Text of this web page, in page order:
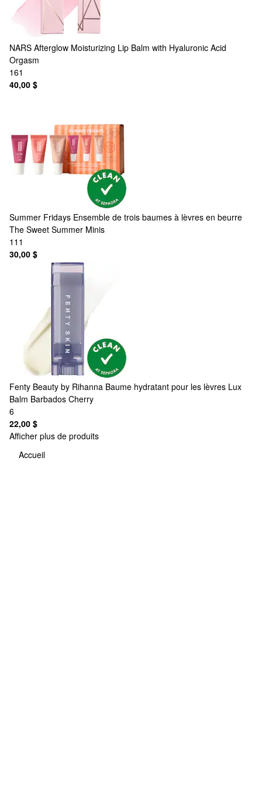
NARS Afterglow Moisturizing Lip Balm with Hyaluronic Acid
Orgasm
161
40,00 $
Summer Fridays Ensemble de trois baumes à lèvres en beurre
The Sweet Summer Minis
111
30,00 $
Fenty Beauty by Rihanna Baume hydratant pour les lèvres Lux
Balm Barbados Cherry
6
22,00 $
Afficher plus de produits
Accueil